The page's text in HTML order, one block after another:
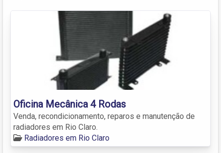
Oficina Mecânica 4 Rodas
Venda, recondicionamento, reparos e manutenção de
radiadores em Rio Claro.
Radiadores em Rio Claro